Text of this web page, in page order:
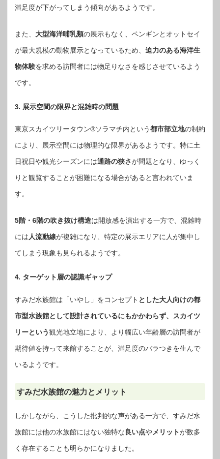
満足度が下がってしまう傾向があるようです。
また、 大型海洋哺乳類の展示もなく、ペンギンとオットセイ
が最大規模の動物展示となっているため、 迫力のある海洋生
物体験を求める訪問者には物足りなさを感じさせているよう
です。
3. 展示空間の限界と混雑時の問題
東京スカイツリータウン®ソラマチ内という都市部立地の制約
により、展示空間には物理的な限界があるようです。特に土
日祝日や観光シーズンには通路の狭さが問題となり、ゆっく
りと観覧することが困難になる場合があると言われていま
す。
5階・6階の吹き抜け構造は開放感を演出する一方で、混雑時
には人流動線が複雑になり、特定の展示エリアに人が集中し
てしまう現象も見られるようです。
4. ターゲット層の認識ギャップ
すみだ水族館は「いやし」をコンセプト とした大人向けの都
市型水族館として設計されているにもかかわらず、スカイツ
リーという観光地立地により、より幅広い年齢層の訪問者が
期待値を持って来館することが、満足度のバラつきを生んで
いるようです。
すみだ水族館の魅力とメリット
しかしながら、こうした批判的な声がある一方で、すみだ水
族館には他の水族館にはない独特な良い点やメリットが数多
く存在することも明らかになりました。